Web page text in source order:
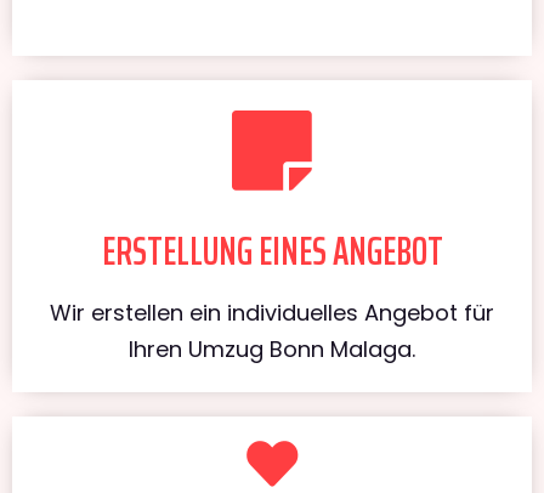
ERSTELLUNG EINES ANGEBOT
Wir erstellen ein individuelles Angebot für
Ihren Umzug Bonn Malaga.